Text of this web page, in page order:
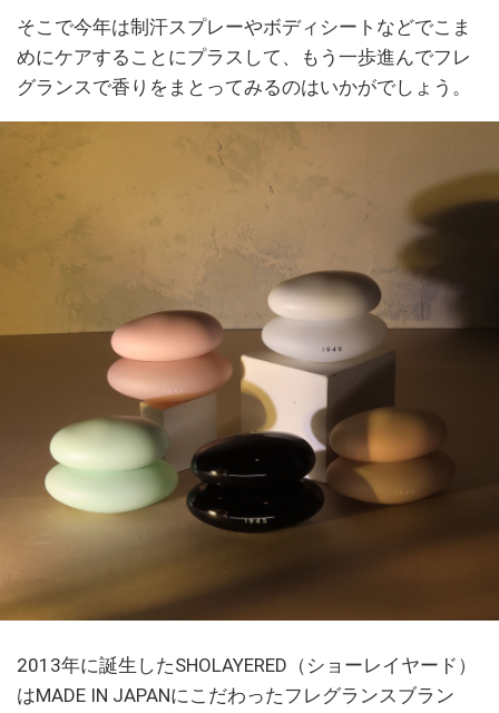
そこで今年は制汗スプレーやボディシートなどでこま
めにケアすることにプラスして、もう一歩進んでフレ
グランスで香りをまとってみるのはいかがでしょう。
2013年に誕生したSHOLAYERED（ショーレイヤード）
はMADE IN JAPANにこだわったフレグランスブラン